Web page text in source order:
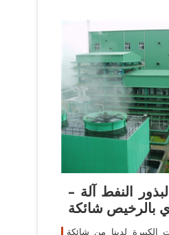
النفط آلة –
بالرخيص شائكة
الكبيرة لدينا من شائكة